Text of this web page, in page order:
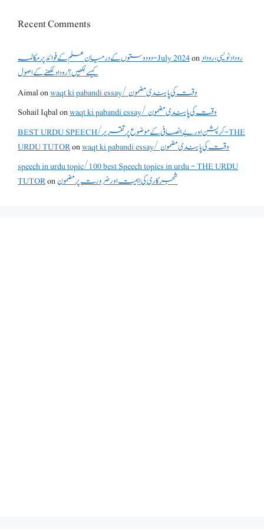
Recent Comments
دو دوستوں کے درمیان علم کے فوائد پر مکالمہ - July 2024onروداد نویسی ،روداد
کیسے لکھیں؟ روداد لکھنے کے اصول
Aimalon
waqt ki pabandi essay/ وقت کی پابندی مضمون
Sohail Iqbalon
waqt ki pabandi essay/ وقت کی پابندی مضمون
BEST URDU SPEECH/کرپشن اور بے انصافی کے موضوع پر تقریر - THE
URDU TUTORon
waqt ki pabandi essay/ وقت کی پابندی مضمون
speech in urdu topic/100 best Speech topics in urdu - THE URDU
TUTORonشجرکاری کی اہمیت اور ضرورت پر مضمون